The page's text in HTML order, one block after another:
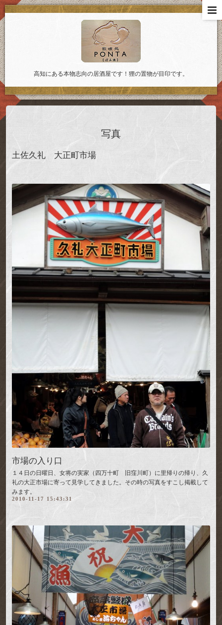
高知にある本物志向の居酒屋です！狸の置物が目印です。
写真
土佐久礼 大正町市場
市場の入り口
１４日の日曜日、女将の実家（四万十町 旧窪川町）に里帰りの帰り、久
礼の大正市場に寄って見学してきました。その時の写真をすこし掲載して
みます。
2010-11-17 15:43:31